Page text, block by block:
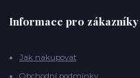
Informace pro zákazníky
Jak nakupovat
Obchodní podmínky